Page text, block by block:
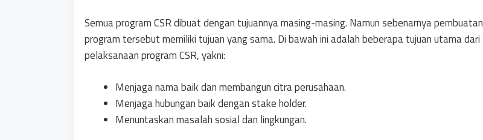
Semua program CSR dibuat dengan tujuannya masing-masing. Namun sebenarnya pembuatan
program tersebut memiliki tujuan yang sama. Di bawah ini adalah beberapa tujuan utama dari
pelaksanaan program CSR, yakni:
Menjaga nama baik dan membangun citra perusahaan.
Menjaga hubungan baik dengan stake holder.
Menuntaskan masalah sosial dan lingkungan.